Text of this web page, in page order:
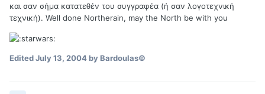
και σαν σήμα κατατεθέν του συγγραφέα (ή σαν λογοτεχνική
τεχνική). Well done Northerain, may the North be with you
EditedJuly 13, 2004by Bardoulas©